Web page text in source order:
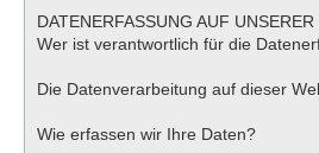
DATENERFASSUNG AUF
Wer ist verantwortlich für die
Die Datenverarbeitung auf dieser
Wie erfassen wir Ihre Daten?